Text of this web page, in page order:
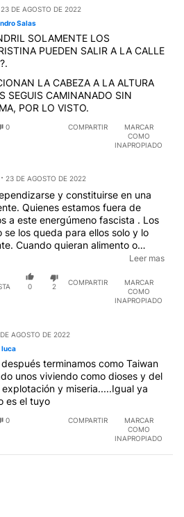
23 DE AGOSTO DE 2022
Salas
SOLAMENTE LOS
PUEDEN SALIR A LA CALLE
LA CABEZA A LA ALTURA
SEGUIS CAMINANADO SIN
POR LO VISTO.
0 COMPARTIR
MARCAR
COMO
INAPROPIADO
de luca.
23 DE AGOSTO DE 2022
y constituirse en una
Quienes estamos fuera de
Cuando quieran alimento o
habrán dolarizado su economía),
que ofrecer a nosotros tendrán
externa totalmente deficitaria..
de Argentina... obviamente
y Milei dirá " yo les dije que se
Milei..pero para ese entonces
terminado el muro
Leer mas
0 2
COMPARTIR
MARCAR
COMO
INAPROPIADO
AGOSTO DE 2022
luca
terminamos como Taiwan
unos viviendo como dioses y del
y miseria.....Igual ya
es el tuyo
0 COMPARTIR
MARCAR
COMO
INAPROPIADO